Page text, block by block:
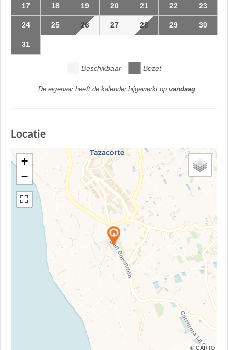
17 18 19 20 21 22 23
24 25 26 27 28 29 30
31
Beschikbaar Bezet
De eigenaar heeft de kalender bijgewerkt op vandaag
Locatie
+
−
© CARTO